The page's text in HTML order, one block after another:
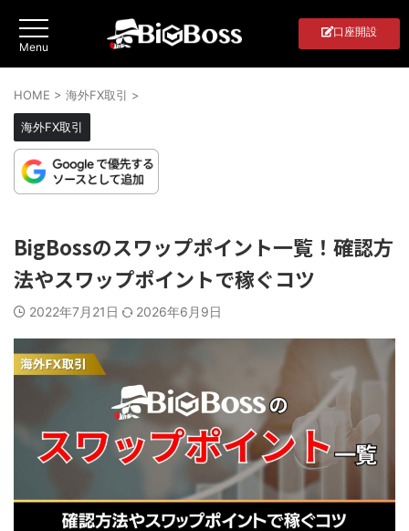
口座開設
HOME > 海外FX取引 >
海外FX取引
BigBossのスワップポイント一覧！確認方
法やスワップポイントで稼ぐコツ
2022年7月21日 2026年6月9日